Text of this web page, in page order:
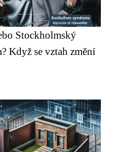
Stockholmský
Když se vztah změní